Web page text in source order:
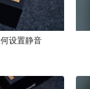
设置静音